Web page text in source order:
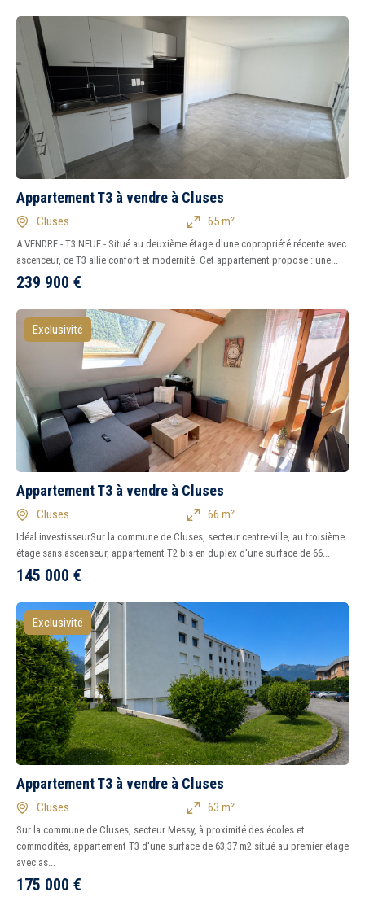
Appartement T3 à vendre à Cluses
Cluses 65 m²
A VENDRE - T3 NEUF - Situé au deuxième étage d'une copropriété récente avec
ascenceur, ce T3 allie confort et modernité. Cet appartement propose : une...
239 900 €
Exclusivité
Appartement T3 à vendre à Cluses
Cluses 66 m²
Idéal investisseurSur la commune de Cluses, secteur centre-ville, au troisième
étage sans ascenseur, appartement T2 bis en duplex d'une surface de 66...
145 000 €
Exclusivité
Appartement T3 à vendre à Cluses
Cluses 63 m²
Sur la commune de Cluses, secteur Messy, à proximité des écoles et
commodités, appartement T3 d'une surface de 63,37 m2 situé au premier étage
avec as...
175 000 €